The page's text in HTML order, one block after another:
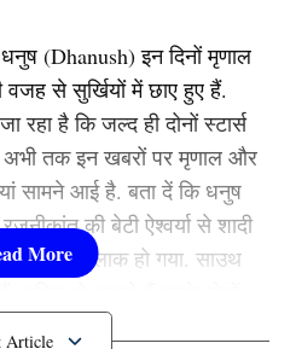
(Dhanush) इन दिनों मृणाल
से सुर्खियों में छाए हुए हैं.
रहा है कि जल्द ही दोनों स्टार्स
अभी तक इन खबरों पर मृणाल और
सामने आई है. बता दें कि धनुष
की बेटी ऐश्वर्या से शादी
का तलाक हो गया. साउथ
हैं?